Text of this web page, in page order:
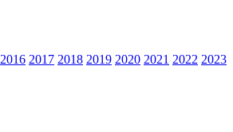
2016 2017 2018 2019 2020 2021 2022 2023